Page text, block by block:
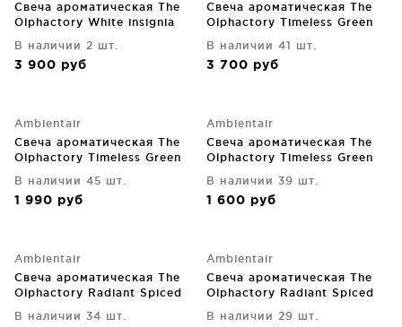
Свеча ароматическая The
Olphactory White insignia
горения
В наличии 2 шт.
3 900 руб
Свеча ароматическая The
Olphactory Timeless Green
В наличии 41 шт.
3 700 руб
Ambientair
Свеча ароматическая The
Olphactory Timeless Green
В наличии 45 шт.
1 990 руб
Ambientair
Свеча ароматическая The
Olphactory Timeless Green
В наличии 39 шт.
1 600 руб
Ambientair
Свеча ароматическая The
Olphactory Radiant Spiced
В наличии 34 шт.
Ambientair
Свеча ароматическая The
Olphactory Radiant Spiced
В наличии 29 шт.